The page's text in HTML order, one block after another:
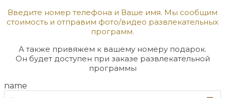
Введите номер телефона и Ваше имя. Мы сообщим
стоимость и отправим фото/видео развлекательных
программ.
А также привяжем к вашему номеру подарок.
Он будет доступен при заказе развлекательной
программы
name